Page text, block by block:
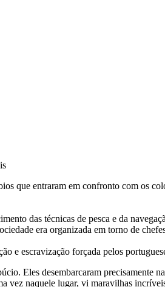
que entraram em confronto com os
das técnicas de pesca e da
era organizada em torno de
e escravização forçada pelos
Eles desembarcaram precisamente
naquele lugar, vi maravilhas